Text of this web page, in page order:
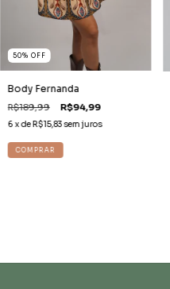
50% OFF
Body Fernanda
R$189,99 R$94,99
6 x de R$15,83 sem juros
COMPRAR